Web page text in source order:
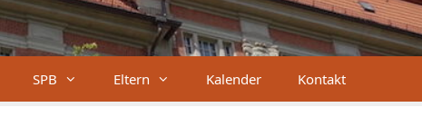
SPB Eltern Kalender Kontakt